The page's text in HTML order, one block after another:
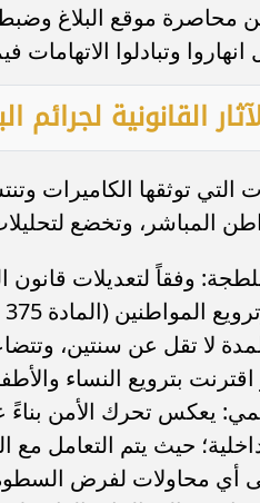
محاصرة موقع البلاغ
وتبادلوا الاتهامات
القانونية
توثقها الكاميرات
المباشر، وتخضع
وفقاً لتعديلات
لا تقل عن سنتين،
بترويع النساء
يعكس تحرك الأمن
حيث يتم التعامل
أي محاولات لفرض